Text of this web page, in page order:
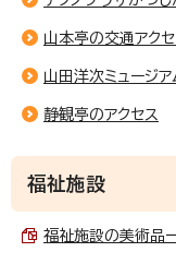
山本亭の交通アクセ
山田洋次ミュージア
静観亭のアクセス
福祉施設
福祉施設の美術品